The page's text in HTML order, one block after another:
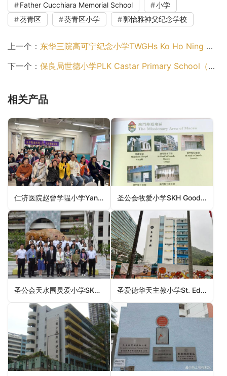
Father Cucchiara Memorial School
小学
葵青区
葵青区小学 郭怡雅神父纪念学校
上一个： 东华三院高可宁纪念小学TWGHs Ko Ho Ning Memorial Primary School（葵青区小学）
下一个： 保良局世德小学PLK Castar Primary School（葵青区小学）
相关产品
仁济医院赵曾学韫小学Yan Chai Hospital Chiu Tsang Hok Wan Primary School（葵青区小学） 圣公会牧爱小学SKH Good Shepherd Primary School（九龙城区小学）
圣公会天水围灵爱小学SKH Tin Shui Wai Ling Oi Primary School（元朗区小学） 圣爱德华天主教小学St. Edward’s Catholic Primary School（观塘区小学）